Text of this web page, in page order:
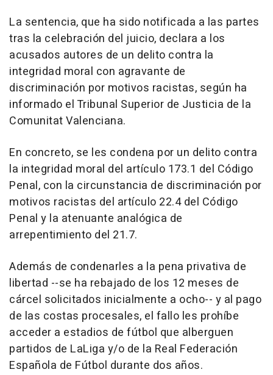
La sentencia, que ha sido notificada a las partes
tras la celebración del juicio, declara a los
acusados autores de un delito contra la
integridad moral con agravante de
discriminación por motivos racistas, según ha
informado el Tribunal Superior de Justicia de la
Comunitat Valenciana.
En concreto, se les condena por un delito contra
la integridad moral del artículo 173.1 del Código
Penal, con la circunstancia de discriminación por
motivos racistas del artículo 22.4 del Código
Penal y la atenuante analógica de
arrepentimiento del 21.7.
Además de condenarles a la pena privativa de
libertad --se ha rebajado de los 12 meses de
cárcel solicitados inicialmente a ocho-- y al pago
de las costas procesales, el fallo les prohíbe
acceder a estadios de fútbol que alberguen
partidos de LaLiga y/o de la Real Federación
Española de Fútbol durante dos años.